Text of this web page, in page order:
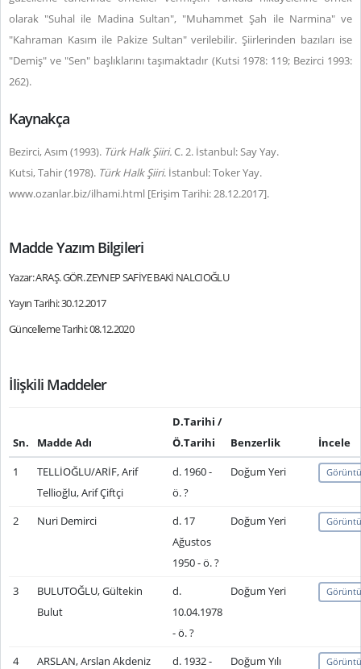
olarak "Suhal ile Madina Sultan", "Muhammet Şah ile Narmina" ve
"Kahraman Kasım ile Pakize Sultan" verilebilir. Şiirlerinden bazıları ise
"Demiş" ve "Sen" başlıklarını taşımaktadır (Kutsi 1978: 119; Bezirci 1993:
262).
Kaynakça
Bezirci, Asım (1993). Türk Halk Şiiri.C. 2. İstanbul: Say Yay.
Kutsi, Tahir (1978). Türk Halk Şiiri. İstanbul: Toker Yay.
www.ozanlar.biz/ilhami.html [Erişim Tarihi: 28.12.2017].
Madde Yazım Bilgileri
Yazar: ARAŞ. GÖR. ZEYNEP SAFİYE BAKİ NALCIOĞLU
Yayın Tarihi: 30.12.2017
Güncelleme Tarihi: 08.12.2020
İlişkili Maddeler
Sn. Madde Adı
D.Tarihi /
Ö.Tarihi
Benzerlik
İncele
1
TELLİOĞLU/ARİF, Arif
Tellioğlu, Arif Çiftçi
d. 1960 -
ö. ?
Doğum Yeri
2 Nuri Demirci
d. 17
Ağustos
1950 - ö. ?
Doğum Yeri
3
BULUTOĞLU, Gültekin
Bulut
d.
10.04.1978
- ö. ?
Doğum Yeri
4 ARSLAN, Arslan Akdeniz
d. 1932 -
Doğum Yılı